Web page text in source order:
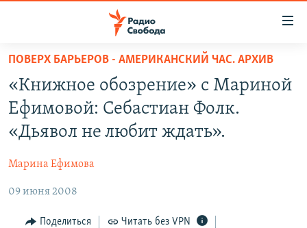
упрощенного
доступа
Вернуться
основному
Вернутся
навигации
ПОДКАСТЫ
АВТОРСКИЕ ПРОЕКТЫ
МНЕНИЯ
КУЛЬТУРА
IDEL.РЕАЛИИ
ПОВЕРХ БАРЬЕРОВ - АМЕРИКАНСКИЙ ЧАС. АРХИВ
«Книжное обозрение» с Мариной
Ефимовой: Себастиан Фолк.
«Дьявол не любит ждать».
Марина Ефимова
09 июня 2008
Поделиться Читать без VPN